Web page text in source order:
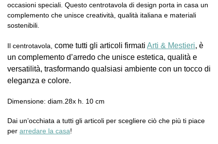
occasioni speciali. Questo centrotavola di design porta in casa un
complemento che unisce creatività, qualità italiana e materiali
sostenibili.
Il centrotavola, come tutti gli articoli firmati Arti & Mestieri, è
un complemento d’arredo che unisce estetica, qualità e
versatilità, trasformando qualsiasi ambiente con un tocco di
eleganza e colore.
Dimensione: diam.28x h. 10 cm
Dai un’occhiata a tutti gli articoli per scegliere ciò che più ti piace
per arredare la casa!